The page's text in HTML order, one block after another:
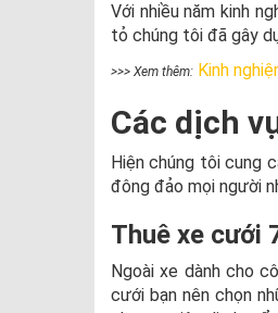
Với nhiều năm kinh
tỏ chúng tôi đã gây
>>> Xem thêm: Kinh
Các dịch
Hiện chúng tôi cung
đông đảo mọi người
Thuê xe cưới
Ngoài xe dành cho
cưới bạn nên chọn